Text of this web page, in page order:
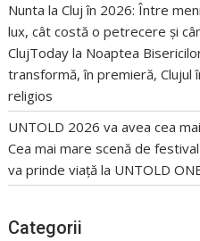
Nunta la Cluj în 2026: Între
lux, cât costă o petrecere și
ClujToday la Noaptea
transformă, în premieră, Clujul
religios
UNTOLD 2026 va avea cea
Cea mai mare scenă de
va prinde viață la UNTOLD
Categorii